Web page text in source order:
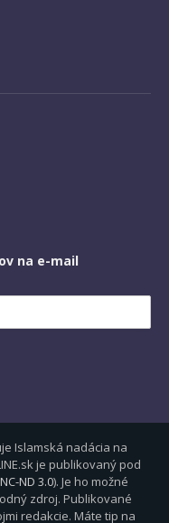
na e-mail
Islamská nadácia na
je publikovaný pod
ND 3.0). Je ho možné
zdroj. Publikované
redakcie. Máte tip na